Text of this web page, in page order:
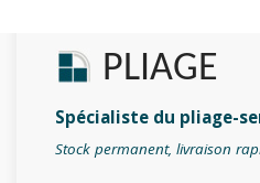
PLIAGE
Spécialiste du pliage-
Stock permanent, livraison